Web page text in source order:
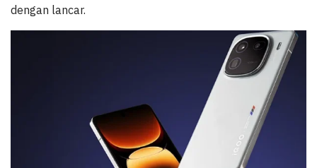
dengan lancar.